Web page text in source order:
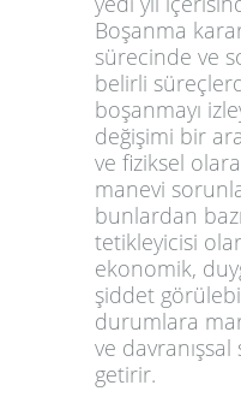
Boşanma
sürecinde ve
belirli
boşanmayı
değişimi bir
ve fiziksel
manevi
bunlardan
tetikleyicisi
ekonomik,
şiddet
durumlara
ve
getirir.